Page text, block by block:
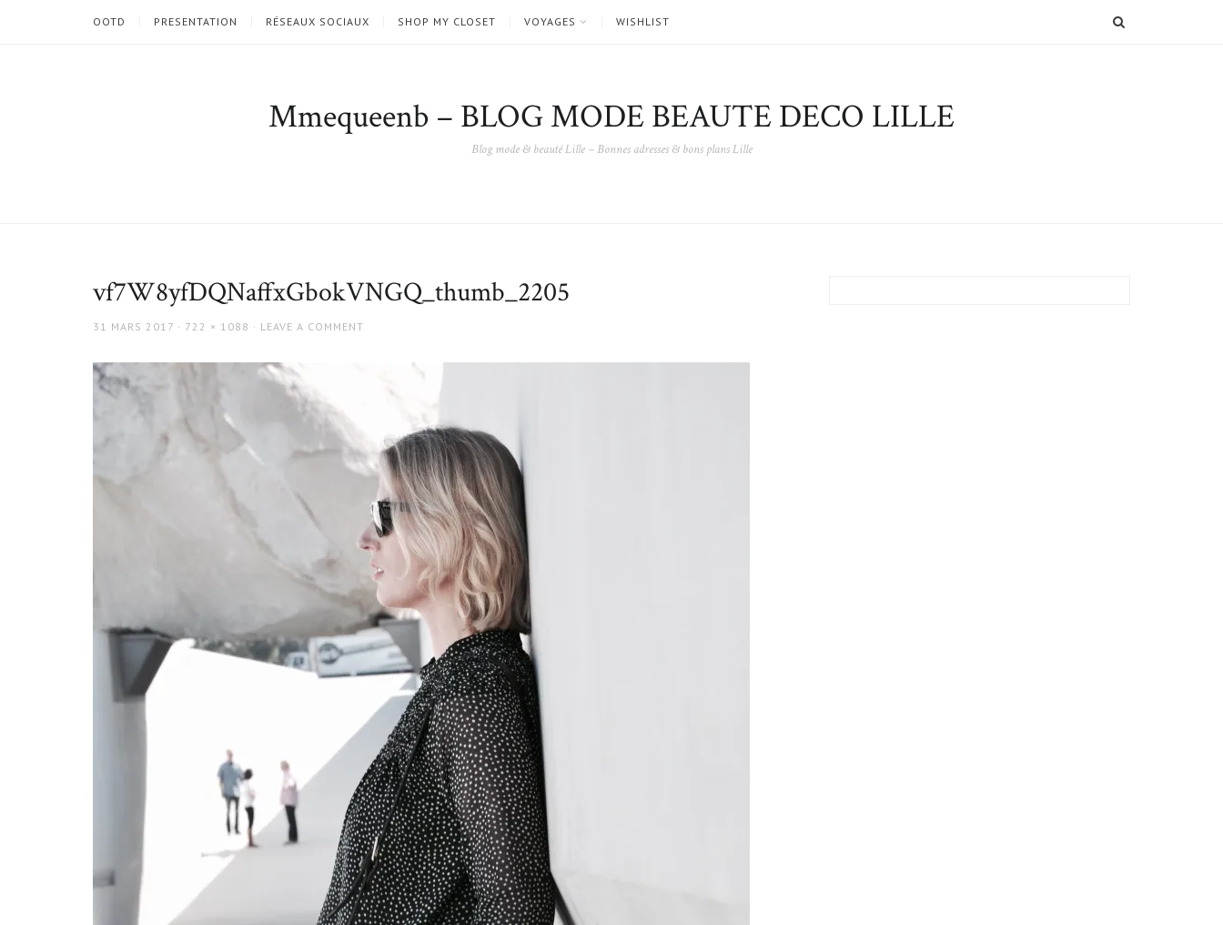
OOTD PRESENTATION RÉSEAUX SOCIAUX SHOP MY CLOSET VOYAGES WISHLIST
Mmequeenb – BLOG MODE BEAUTE DECO LILLE
Blog mode & beauté Lille – Bonnes adresses & bons plans Lille
vf7W8yfDQNaffxGbokVNGQ_thumb_2205
POSTED
31 MARS 2017
FULL
722 × 1088 LEAVE A COMMENT